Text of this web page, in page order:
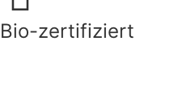
Bio-zertifiziert